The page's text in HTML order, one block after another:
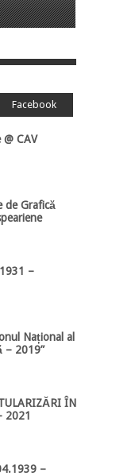
Facebook
CAV
de Grafică
–
Național al
– 2019”
ÎN
2021
–